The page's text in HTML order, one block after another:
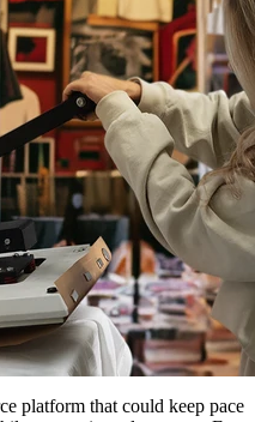
platform that could keep pace